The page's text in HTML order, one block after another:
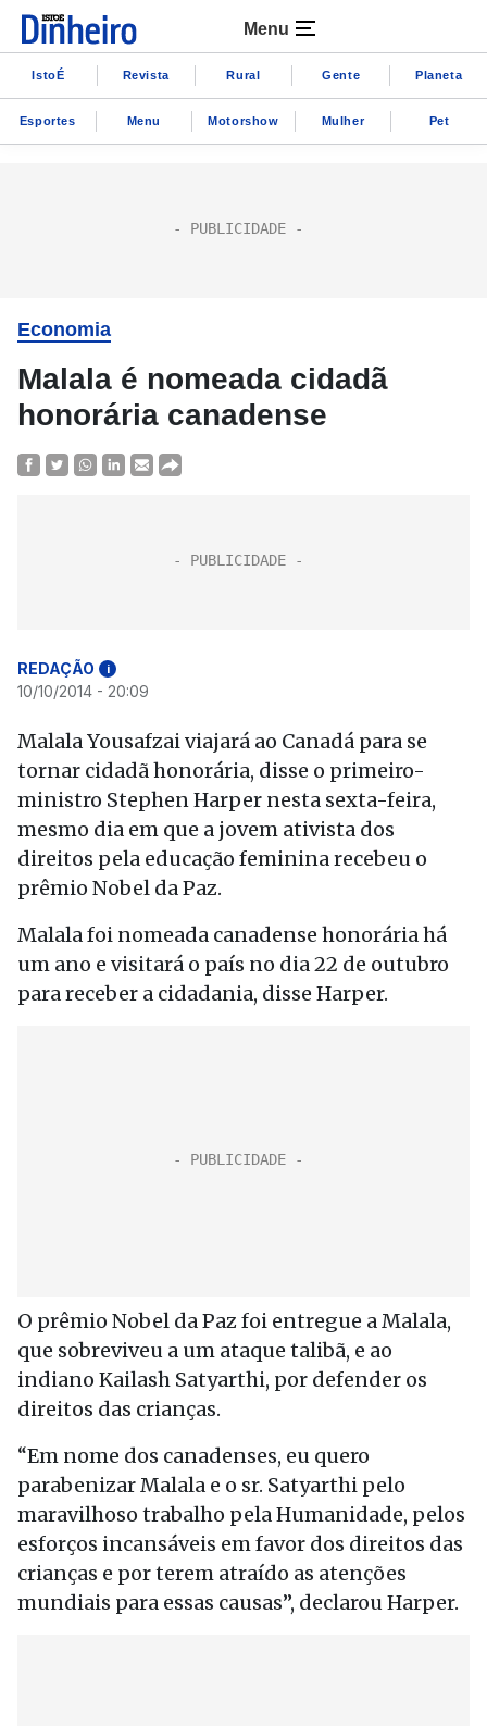
Menu
IstoÉ Revista Rural Gente Planeta
Esportes Menu Motorshow Mulher Pet
Economia
Malala é nomeada cidadã
honorária canadense
REDAÇÃO i
10/10/2014 - 20:09
Malala Yousafzai viajará ao Canadá para se
tornar cidadã honorária, disse o primeiro-
ministro Stephen Harper nesta sexta-feira,
mesmo dia em que a jovem ativista dos
direitos pela educação feminina recebeu o
prêmio Nobel da Paz.
Malala foi nomeada canadense honorária há
um ano e visitará o país no dia 22 de outubro
para receber a cidadania, disse Harper.
O prêmio Nobel da Paz foi entregue a Malala,
que sobreviveu a um ataque talibã, e ao
indiano Kailash Satyarthi, por defender os
direitos das crianças.
“Em nome dos canadenses, eu quero
parabenizar Malala e o sr. Satyarthi pelo
maravilhoso trabalho pela Humanidade, pelos
esforços incansáveis em favor dos direitos das
crianças e por terem atraído as atenções
mundiais para essas causas”, declarou Harper.